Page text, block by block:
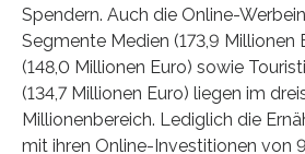
Spendern. Auch die Online-
Segmente Medien (173,9 Millionen
(148,0 Millionen Euro) sowie
(134,7 Millionen Euro) liegen im
Millionenbereich. Lediglich die
mit ihren Online-Investitionen von